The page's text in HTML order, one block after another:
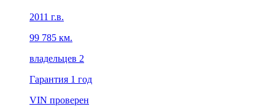
2011 г.в.
99 785 км.
владельцев 2
Гарантия 1 год
VIN проверен